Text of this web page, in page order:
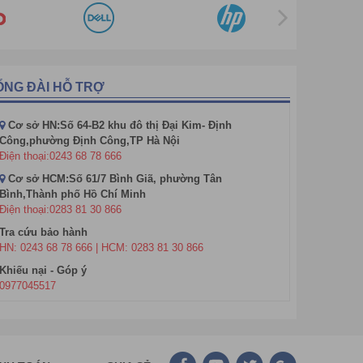
này. Mỗi bộ phận lại mang một chức năng
tính, điện thoại, các loại Đầu DVD/CD, máy chơi
mà người dùng sẽ được trải nghiệm những ứng
T1500, T1500A, T2500, D1600,…
hình cao hơn nên nó còn được dùng cho các kiểu
ĐÃ LỰA CHỌN HÀ VIÊT.
ĐÀI HỖ TRỢ
Cơ sở HN:Số 64-B2 khu đô thị Đại Kim- Định
Công,phường Định Công,TP Hà Nội
Điện thoại:0243 68 78 666
Cơ sở HCM:Số 61/7 Bình Giã, phường Tân
Bình,Thành phố Hồ Chí Minh
Điện thoại:0283 81 30 866
Tra cứu bảo hành
HN: 0243 68 78 666 | HCM: 0283 81 30 866
Khiếu nại - Góp ý
0977045517